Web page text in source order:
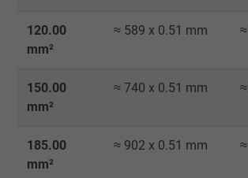
120.00
mm²
≈ 589 x 0.51 mm
150.00
mm²
≈ 740 x 0.51 mm
185.00
mm²
≈ 902 x 0.51 mm